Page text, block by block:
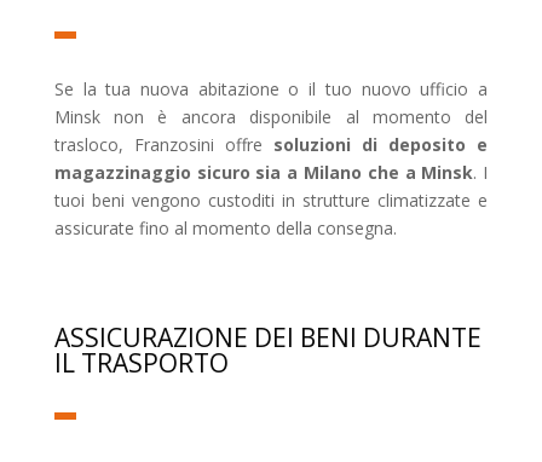
Se la tua nuova abitazione o il tuo nuovo ufficio a
Minsk non è ancora disponibile al momento del
trasloco, Franzosini offre soluzioni di deposito e
magazzinaggio sicuro sia a Milano che a Minsk. I
tuoi beni vengono custoditi in strutture climatizzate e
assicurate fino al momento della consegna.
ASSICURAZIONE DEI BENI DURANTE
IL TRASPORTO